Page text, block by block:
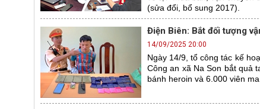
(sửa đổi, bổ sung 2017).
Điện Biên: Bắt đối tượng
14/09/2025 20:00
Ngày 14/9, tổ công tác kế
Công an xã Na Son bắt quả
bánh heroin và 6.000 viên